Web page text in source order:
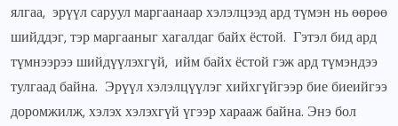
ялгаа, эрүүл саруул маргаанаар хэлэлцээд ард түмэн нь өөрөө
шийддэг, тэр маргааныг хагалдаг байх ёстой. Гэтэл бид ард
түмнээрээ шийдүүлэхгүй, ийм байх ёстой гэж ард түмэндээ
тулгаад байна. Эрүүл хэлэлцүүлэг хийхгүйгээр бие биеийгээ
доромжилж, хэлэх хэлэхгүй үгээр харааж байна. Энэ бол